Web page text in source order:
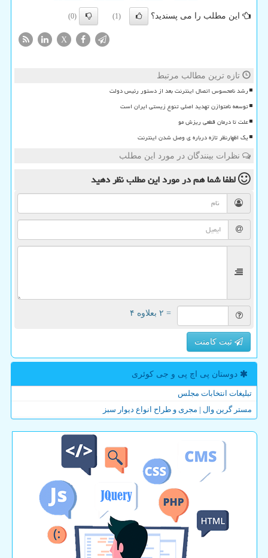
این مطلب را می پسندید؟ (1)
(0)
X
تازه ترین مطالب مرتبط
رشد نامحسوس اتصال اینترنت بعد از دستور رئیس دولت
توسعه نامتوازن تهدید اصلی تنوع زیستی ایران است
علت تا درمان قطعی ریزش مو
یک اظهارنظر تازه درباره ی وصل شدن اینترنت
نظرات بینندگان در مورد این مطلب
لطفا شما همدر مورد این مطلبنظر دهید
= ۲ بعلاوه ۴
ثبت کامنت
دوستان پی اچ پی و جی كوئری
تبلیغات انتخابات مجلس
مستر گرین وال | مجری و طراح انواع دیوار سبز